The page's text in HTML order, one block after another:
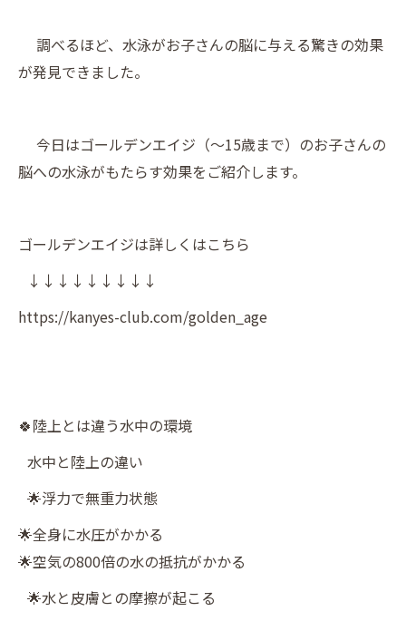
調べるほど、水泳がお子さんの脳に与える驚きの効果
が発見できました。
今日はゴールデンエイジ（〜15歳まで）のお子さんの
脳への水泳がもたらす効果をご紹介します。
ゴールデンエイジは詳しくはこちら
↓↓↓↓↓↓↓↓↓
https://kanyes-club.com/golden_age
🍀陸上とは違う水中の環境
水中と陸上の違い
🌟浮力で無重力状態
🌟全身に水圧がかかる
🌟空気の800倍の水の抵抗がかかる
🌟水と皮膚との摩擦が起こる